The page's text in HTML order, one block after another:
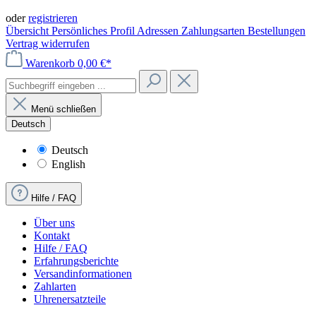
oderregistrieren
Übersicht Persönliches Profil Adressen Zahlungsarten Bestellungen
Vertrag widerrufen
Warenkorb 0,00 €*
Menü schließen
Deutsch
Deutsch
English
Hilfe / FAQ
Über uns
Kontakt
Hilfe / FAQ
Erfahrungsberichte
Versandinformationen
Zahlarten
Uhrenersatzteile